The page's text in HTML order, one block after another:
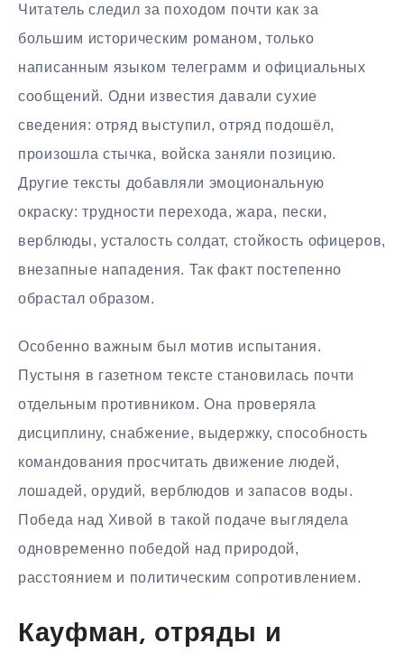
Читатель следил за походом почти как за
большим историческим романом, только
написанным языком телеграмм и официальных
сообщений. Одни известия давали сухие
сведения: отряд выступил, отряд подошёл,
произошла стычка, войска заняли позицию.
Другие тексты добавляли эмоциональную
окраску: трудности перехода, жара, пески,
верблюды, усталость солдат, стойкость офицеров,
внезапные нападения. Так факт постепенно
обрастал образом.
Особенно важным был мотив испытания.
Пустыня в газетном тексте становилась почти
отдельным противником. Она проверяла
дисциплину, снабжение, выдержку, способность
командования просчитать движение людей,
лошадей, орудий, верблюдов и запасов воды.
Победа над Хивой в такой подаче выглядела
одновременно победой над природой,
расстоянием и политическим сопротивлением.
Кауфман, отряды и